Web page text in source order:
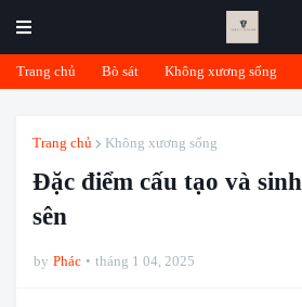
Trang chủ Bò sát Không xương sống
Trang chủ Không xương sống
Đặc điểm cấu tạo và
sên
by Phác tháng 1 04, 2025